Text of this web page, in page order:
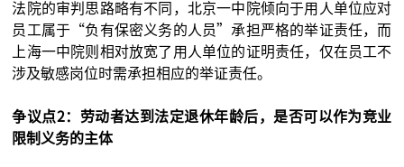
法院的审判思路略有不同，北京一中院倾向于用人单位应对
员工属于“负有保密义务的人员”承担严格的举证责任，而
上海一中院则相对放宽了用人单位的证明责任，仅在员工不
涉及敏感岗位时需承担相应的举证责任。
争议点2：劳动者达到法定退休年龄后，是否可以作为竞业
限制义务的主体